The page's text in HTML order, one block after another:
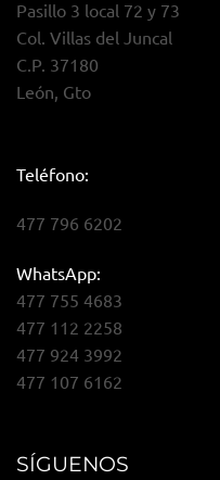
Pasillo 3 local 72 y 73
Col. Villas del Juncal
C.P. 37180
León, Gto
Teléfono:
477 796 6202
WhatsApp:
477 755 4683
477 112 2258
477 924 3992
477 107 6162
SÍGUENOS